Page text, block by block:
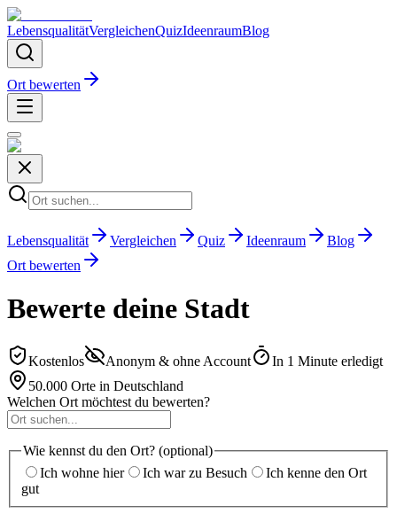
LebensqualitätVergleichenQuizIdeenraumBlog
Ort bewerten
Lebensqualität Vergleichen Quiz Ideenraum
Blog
Ort bewerten
Bewerte deine Stadt
Kostenlos Anonym & ohne Account
In 1 Minute erledigt
50.000 Orte in Deutschland
Welchen Ort möchtest du bewerten?
Wie kennst du den Ort? (optional)
Ich wohne hier
Ich war zu Besuch
Ich kenne den Ort
gut